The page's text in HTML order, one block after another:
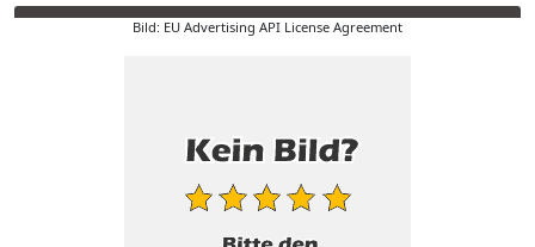
Bild: EU Advertising API License Agreement